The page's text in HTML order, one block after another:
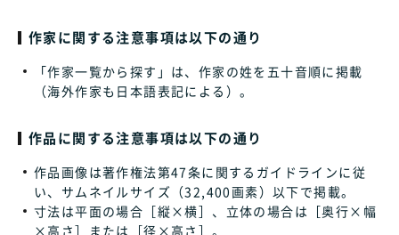
作家に関する注意事項は以下の通り
「作家一覧から探す」は、作家の姓を五十音順に掲載
（海外作家も日本語表記による）。
作品に関する注意事項は以下の通り
作品画像は著作権法第47条に関するガイドラインに従
い、サムネイルサイズ（32,400画素）以下で掲載。
寸法は平面の場合［縦×横］、立体の場合は［奥行×幅
×高さ］または［径×高さ］。